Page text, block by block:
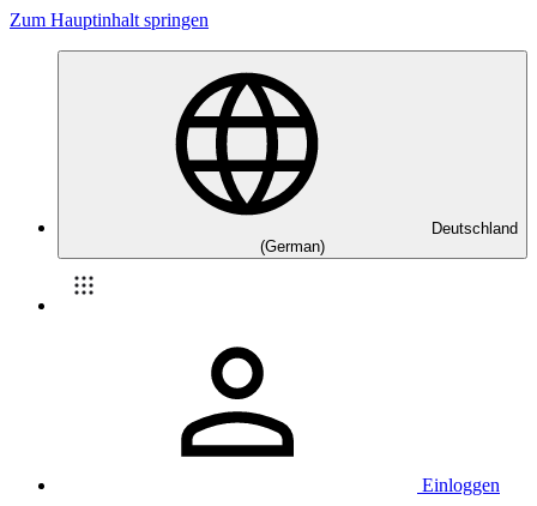
Zum Hauptinhalt springen
Deutschland
(German)
Einloggen